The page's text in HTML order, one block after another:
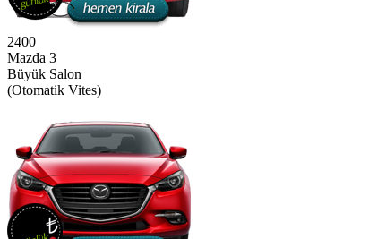
2400
Mazda 3
Büyük Salon
(Otomatik Vites)